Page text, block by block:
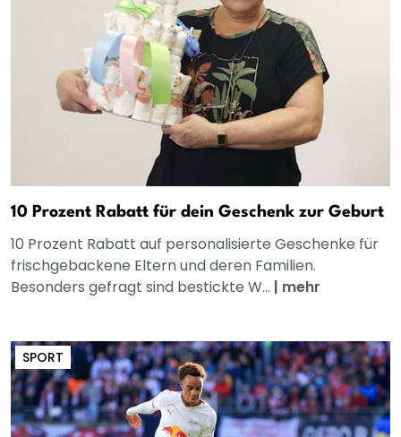
10 Prozent Rabatt für dein Geschenk zur Geburt
10 Prozent Rabatt auf personalisierte Geschenke für
frischgebackene Eltern und deren Familien.
Besonders gefragt sind bestickte W... | mehr
SPORT